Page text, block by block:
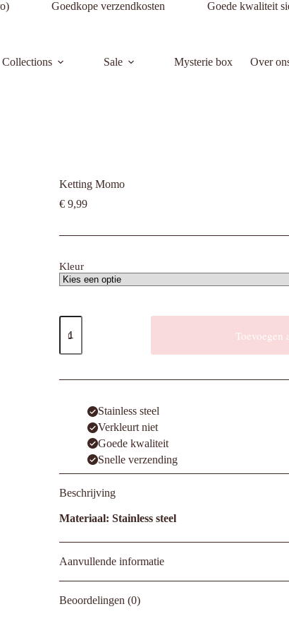
Wero) Goedkope verzendkosten Goede kwaliteit
Collections Sale Mysterie box Over
Ketting Momo
€ 9,99
Kleur
Ketting
Momo
Toevoegen
Stainless steel
Verkleurt niet
Goede kwaliteit
Snelle verzending
Beschrijving
Materiaal: Stainless steel
Aanvullende informatie
Beoordelingen (0)